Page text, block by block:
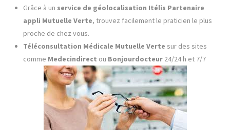
Grâce à un service de géolocalisation Itélis Partenaire
appli Mutuelle Verte, trouvez facilement le praticien le plus
proche de chez vous.
Téléconsultation Médicale Mutuelle Verte sur des sites
comme Medecindirect ou Bonjourdocteur 24/24 h et 7/7